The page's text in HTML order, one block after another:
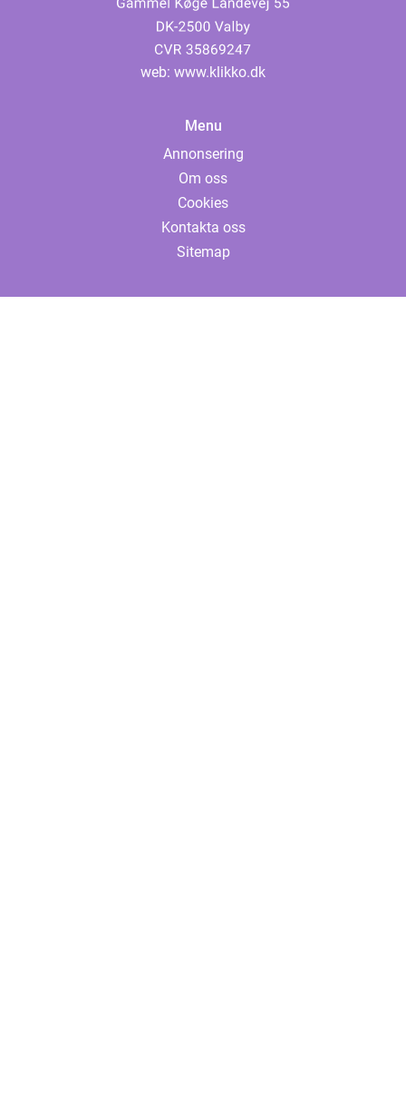
web: www.klikko.dk
Menu
Annonsering
Om oss
Cookies
Kontakta oss
Sitemap